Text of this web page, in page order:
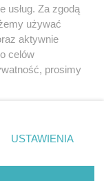
z portali
sięz nami
usług. Za zgodą
używać
aktywnie
celów
prosimy
rogu strony
nie wymagają
się
USTAWIENIA